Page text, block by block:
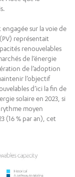
sur la voie de
représentait
renouvelables
de l’énergie
de l’adoption
l’objectif
d’ici la fin de
solaire en 2023, si
moyen
(16 % par an), cet